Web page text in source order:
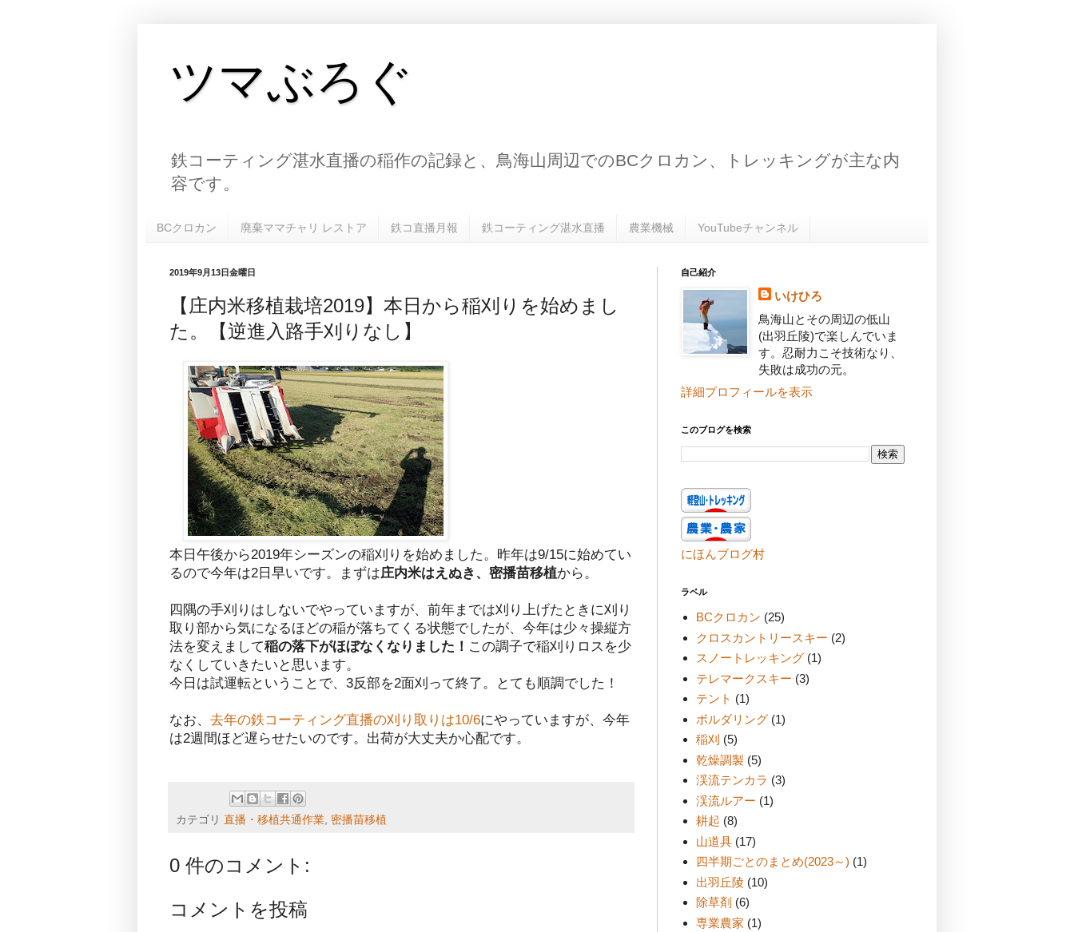
ツマぶろぐ
鉄コーティング湛水直播の稲作の記録と、鳥海山周辺でのBCクロカン、トレッキングが主な内
容です。
BCクロカン 廃棄ママチャリ レストア 鉄コ直播月報 鉄コーティング湛水直播 農業機械 YouTubeチャンネル
2019年9月13日金曜日
【庄内米移植栽培2019】本日から稲刈りを始めまし
た。【逆進入路手刈りなし】
本日午後から2019年シーズンの稲刈りを始めました。昨年は9/15に始めてい
るので今年は2日早いです。まずは庄内米はえぬき、密播苗移植から。
四隅の手刈りはしないでやっていますが、前年までは刈り上げたときに刈り
取り部から気になるほどの稲が落ちてくる状態でしたが、今年は少々操縦方
法を変えまして稲の落下がほぼなくなりました！
この調子で稲刈りロスを少
なくしていきたいと思います。
今日は試運転ということで、3反部を2面刈って終了。とても順調でした！
なお、 去年の鉄コーティング直播の刈り取りは10/6にやっていますが、今年
は2週間ほど遅らせたいのです。出荷が大丈夫か心配です。
カテゴリ 直播・移植共通作業, 密播苗移植
0 件のコメント:
コメントを投稿
自己紹介
いけひろ
鳥海山とその周辺の低山
(出羽丘陵)で楽しんでいま
す。忍耐力こそ技術なり、
失敗は成功の元。
詳細プロフィールを表示
このブログを検索
にほんブログ村
ラベル
BCクロカン (25)
クロスカントリースキー (2)
スノートレッキング (1)
テレマークスキー (3)
テント (1)
ボルダリング (1)
稲刈 (5)
乾燥調製 (5)
渓流テンカラ (3)
渓流ルアー (1)
耕起 (8)
山道具 (17)
四半期ごとのまとめ(2023～) (1)
出羽丘陵 (10)
除草剤 (6)
専業農家 (1)